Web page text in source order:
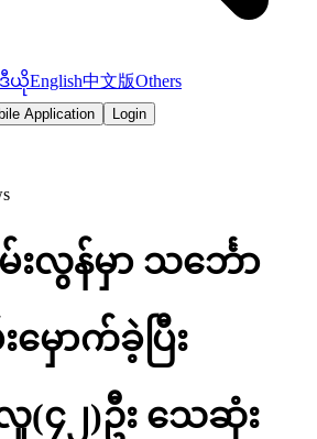
ယိုEnglish中文版Others
Application Login
းလွန်မှာ သင်္ဘော
ောက်ခဲ့ပြီး
(၄၂)ဦး သေဆုံး